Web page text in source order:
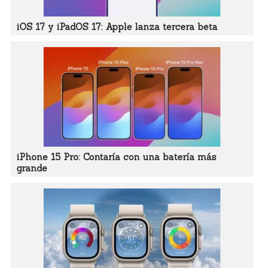
iOS 17 y iPadOS 17: Apple lanza tercera beta
iPhone 15 Pro: Contaría con una batería más
grande